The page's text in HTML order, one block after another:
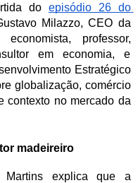
do episódio 26 do
Milazzo, CEO da
professor,
em economia, e
Estratégico
globalização, comércio
contexto no mercado da
madeireiro
Martins explica que a